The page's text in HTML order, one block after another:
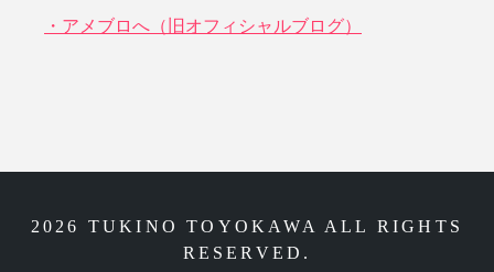
・アメブロへ（旧オフィシャルブログ）
2026 TUKINO TOYOKAWA ALL RIGHTS
RESERVED.